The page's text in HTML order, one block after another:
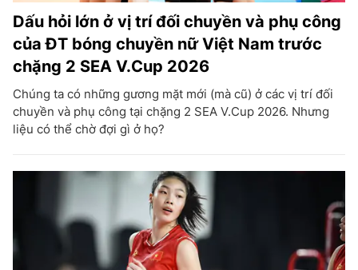
Dấu hỏi lớn ở vị trí đối chuyền và phụ công
của ĐT bóng chuyền nữ Việt Nam trước
chặng 2 SEA V.Cup 2026
Chúng ta có những gương mặt mới (mà cũ) ở các vị trí đối
chuyền và phụ công tại chặng 2 SEA V.Cup 2026. Nhưng
liệu có thể chờ đợi gì ở họ?